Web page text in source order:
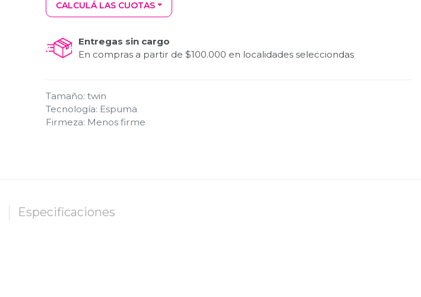
CALCULÁ LAS CUOTAS
Entregas sin cargo
En compras a partir de $100.000 en localidades selecciondas
Tamaño: twin
Tecnología: Espuma
Firmeza: Menos firme
Especificaciones